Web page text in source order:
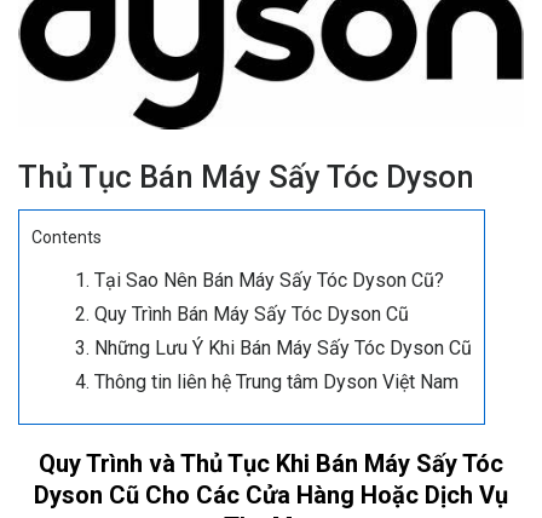
Thủ Tục Bán Máy Sấy Tóc Dyson
Contents
Tại Sao Nên Bán Máy Sấy Tóc Dyson Cũ?
Quy Trình Bán Máy Sấy Tóc Dyson Cũ
Những Lưu Ý Khi Bán Máy Sấy Tóc Dyson Cũ
Thông tin liên hệ Trung tâm Dyson Việt Nam
Quy Trình và Thủ Tục Khi Bán Máy Sấy Tóc
Dyson Cũ Cho Các Cửa Hàng Hoặc Dịch Vụ